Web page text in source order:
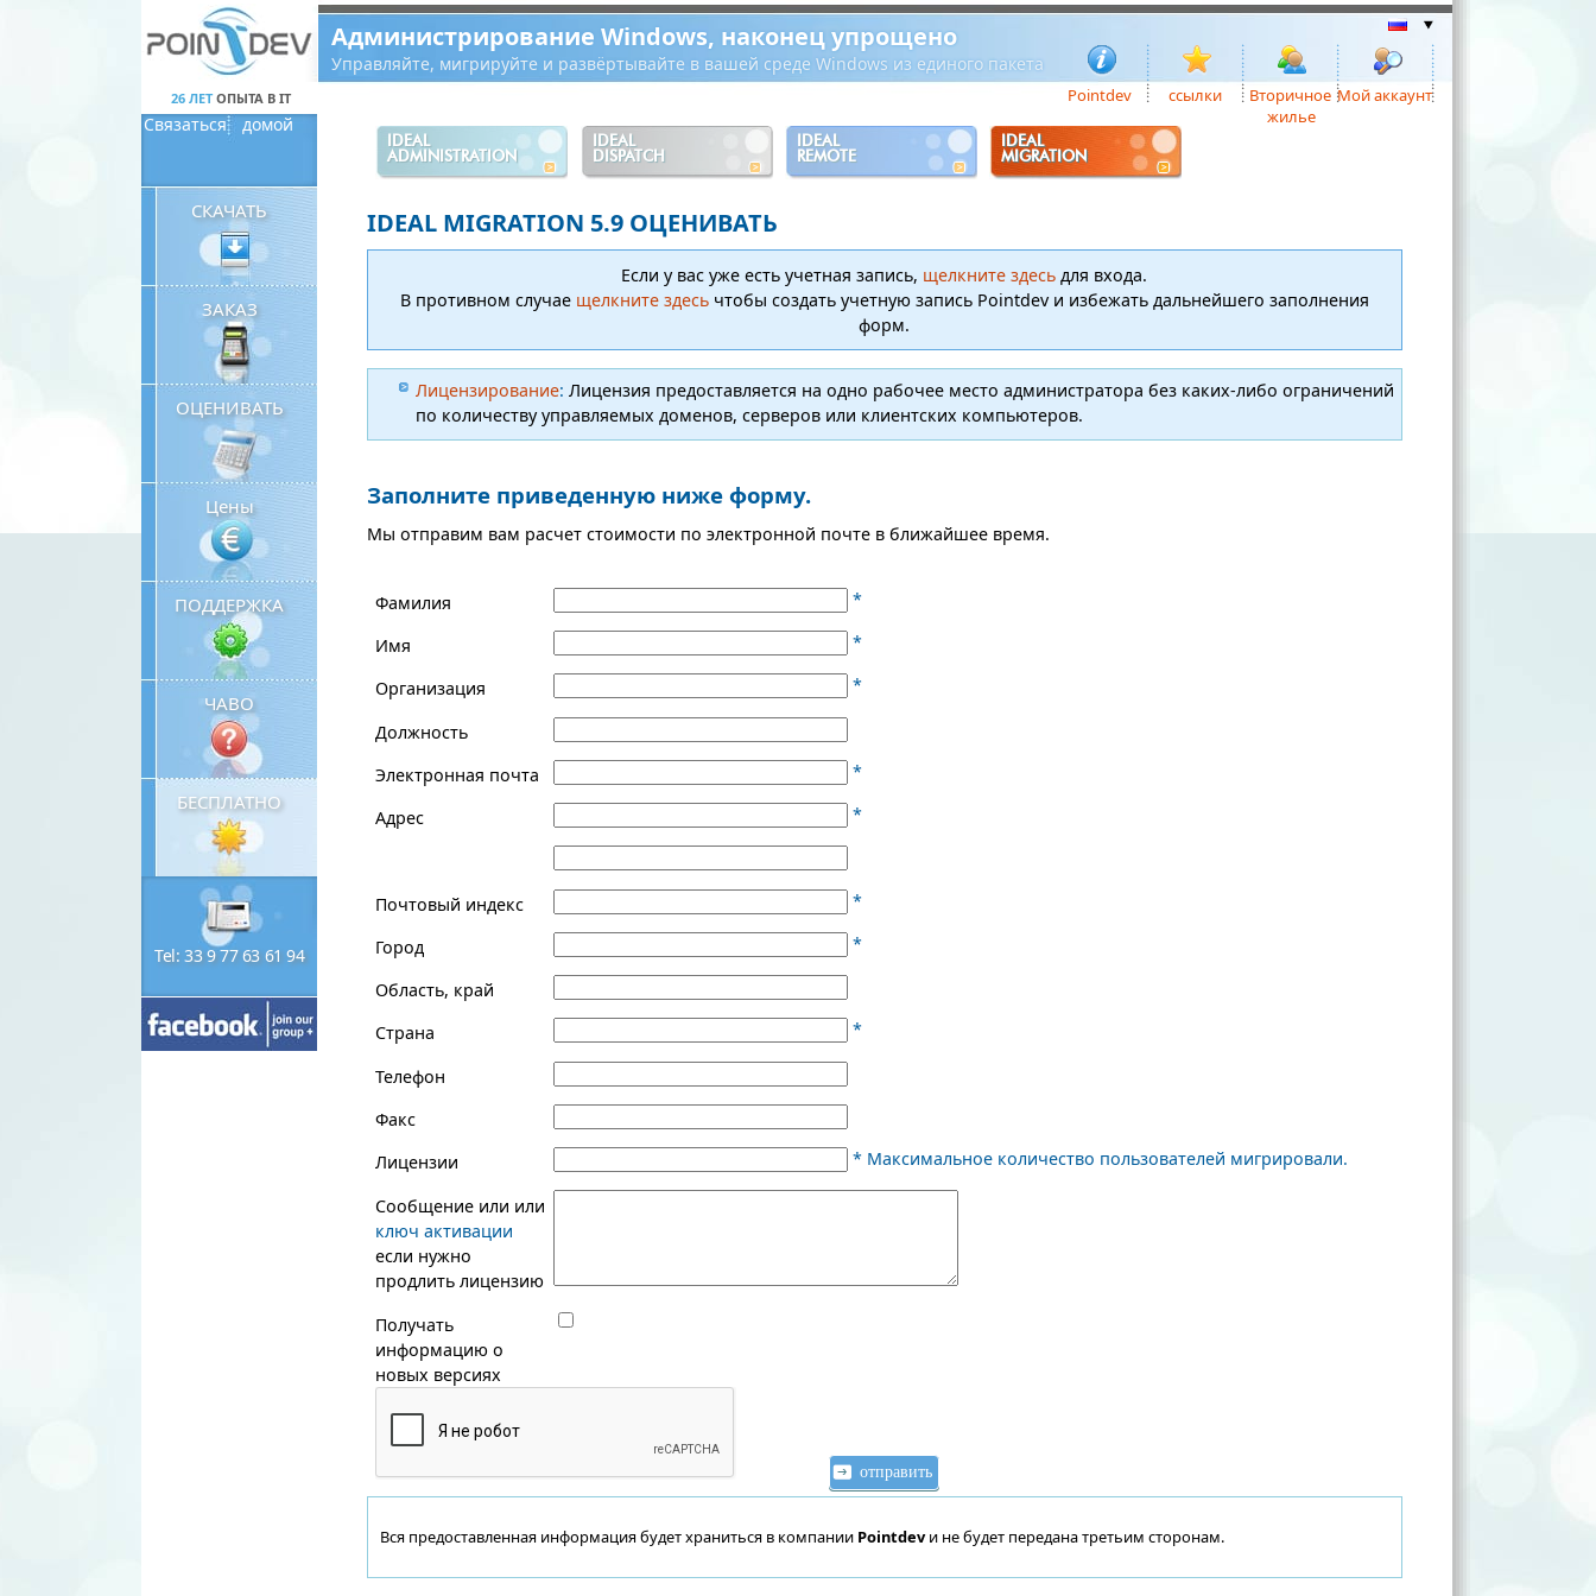
Администрирование Windows, наконец упрощено
Управляйте, мигрируйте и развёртывайте в вашей среде Windows из единого пакета
26 ЛЕТОПЫТА В IT Pointdev ссылки
Вторичное
жилье
Мой аккаунт
Связаться домой
IDEAL
ADMINISTRATION
IDEAL
DISPATCH
IDEAL
REMOTE
IDEAL
MIGRATION
СКАЧАТЬ
ЗАКАЗ
ОЦЕНИВАТЬ
Цены
ПОДДЕРЖКА
ЧАВО
БЕСПЛАТНО
Tel: 33 9 77 63 61 94
IDEAL MIGRATION 5.9 ОЦЕНИВАТЬ
Если у вас уже есть учетная запись, щелкните здесь для входа.
В противном случае щелкните здесьчтобы создать учетную запись Pointdev и избежать дальнейшего заполнения
форм.
Лицензирование: Лицензия предоставляется на одно рабочее место администратора без каких-либо ограничений
по количеству управляемых доменов, серверов или клиентских компьютеров.
Заполните приведенную ниже форму.
Мы отправим вам расчет стоимости по электронной почте в ближайшее время.
Фамилия *
Имя *
Организация *
Должность
Электронная почта
*
Адрес *
Почтовый индекс *
Город *
Область, край
Страна
*
Телефон
Факс
Лицензии
* Максимальное количество пользователей мигрировали.
Сообщение или или
ключ активации
если нужно
продлить лицензию
Получать
информацию о
новых версиях
Вся предоставленная информация будет храниться в компании Pointdevи не будет передана третьим сторонам.
Panneau de gestion des cookies